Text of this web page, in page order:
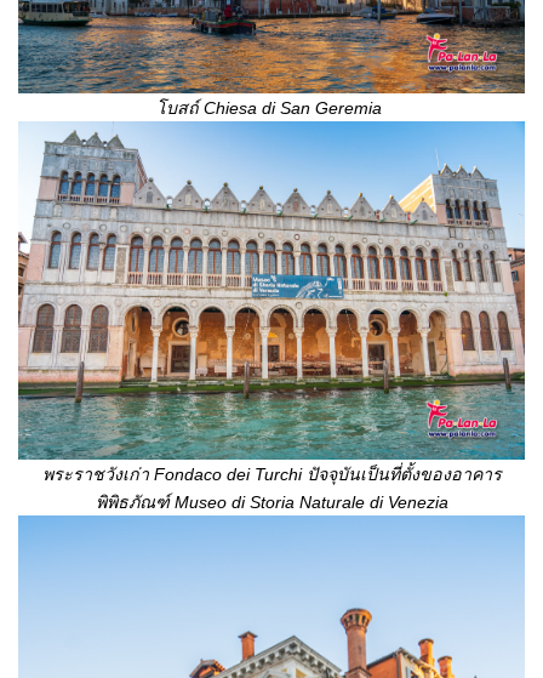
โบสถ์Chiesa di San Geremia
พระราชวังเก่า Fondaco dei Turchi ปัจจุบันเป็นที่ตั้งของอาคาร
พิพิธภัณฑ์ Museo di Storia Naturale di Venezia